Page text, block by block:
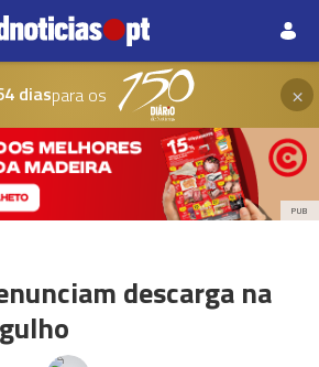
diaspara os ×
PUB
descarga na